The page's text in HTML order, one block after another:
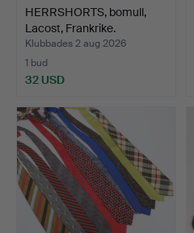
HERRSHORTS, bomull,
Lacost, Frankrike.
Klubbades 2 aug 2026
1 bud
32 USD